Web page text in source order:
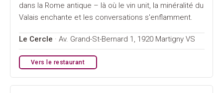
dans la Rome antique – là où le vin unit, la minéralité du
Valais enchante et les conversations s'enflamment.
Le Cercle · Av. Grand-St-Bernard 1, 1920 Martigny VS
Vers le restaurant